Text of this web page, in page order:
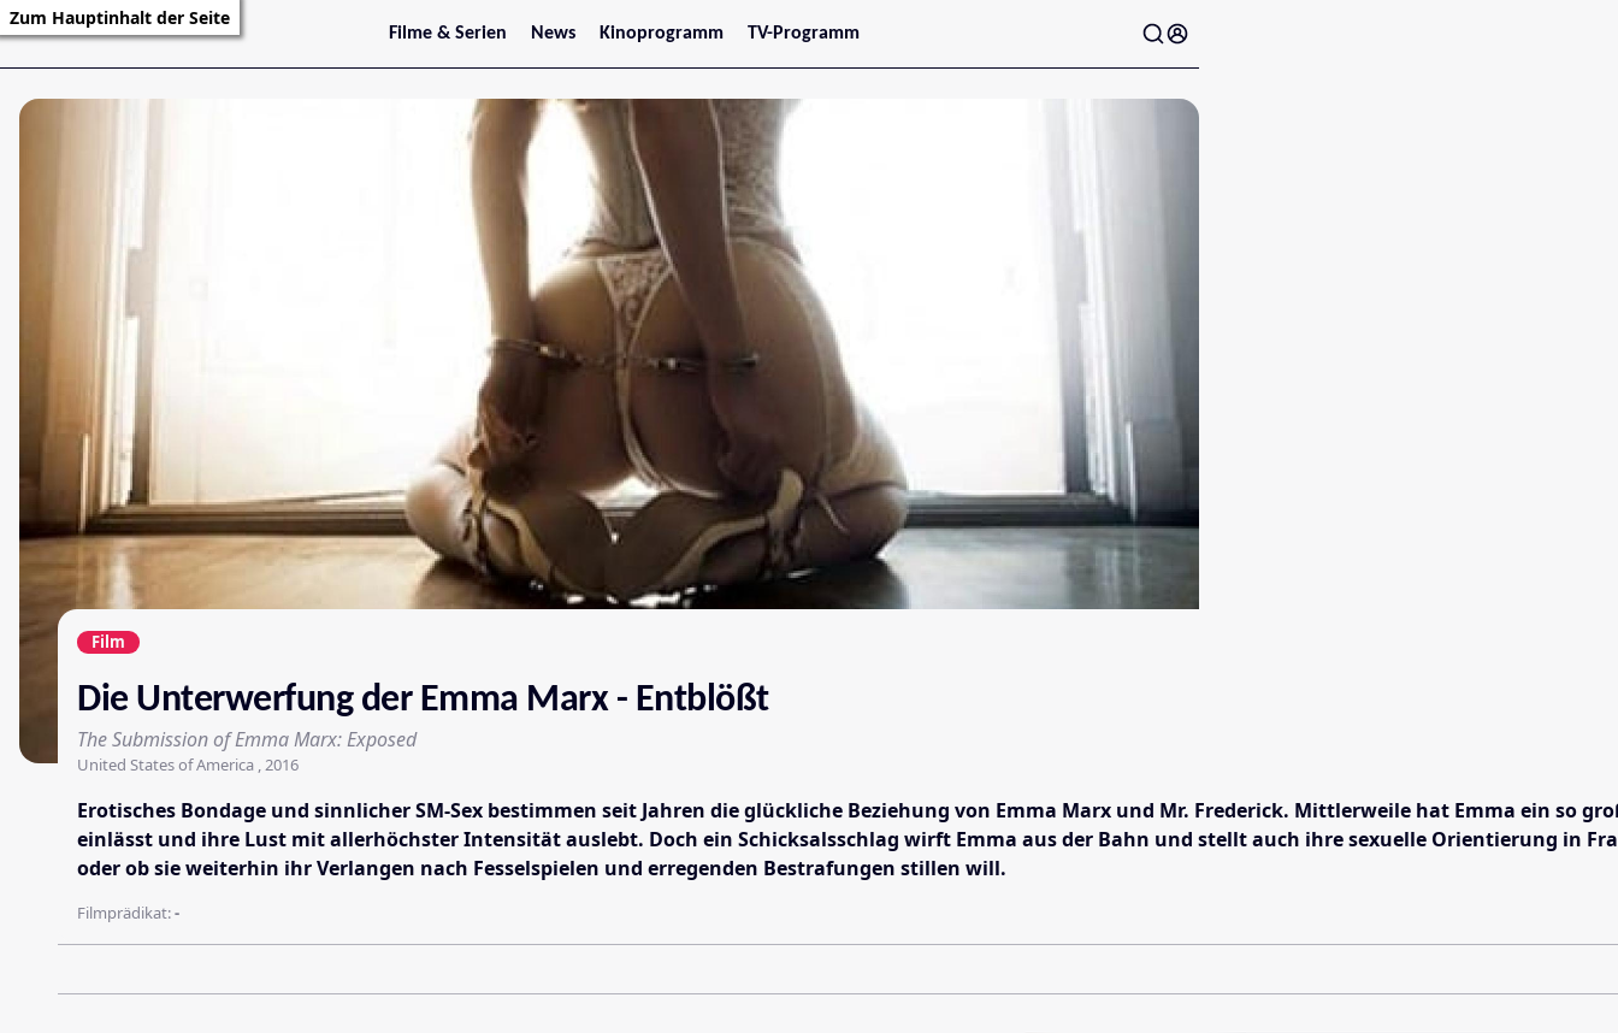
Zum Hauptinhalt der Seite
Filme & Serien
Trailer
Filmarchiv
Serienarchiv
News
Stars
Kinoprogramm
Jetzt im Kino
Niederösterreich
Oberösterreich
Steiermark
Burgenland
Kärnten
Salzburg
Tirol
Vorarlberg
TV-Programm
Film
Die Unterwerfung der Emma Marx - Entblößt
The Submission of Emma Marx: Exposed
United States of America , 2016
Erotisches Bondage und sinnlicher SM-Sex bestimmen seit Jahren die glückliche Beziehung von Emma Marx und Mr. Frederick. Mittlerweile hat Emma ein so
einlässt und ihre Lust mit allerhöchster Intensität auslebt. Doch ein Schicksalsschlag wirft Emma aus der Bahn und stellt auch ihre sexuelle Orientierung in
oder ob sie weiterhin ihr Verlangen nach Fesselspielen und erregenden Bestrafungen stillen will.
Filmprädikat:-